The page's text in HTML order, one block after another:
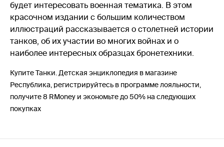
будет интересовать военная тематика. В этом
красочном издании с большим количеством
иллюстраций рассказывается о столетней истории
танков, об их участии во многих войнах и о
наиболее интересных образцах бронетехники.
Купите Танки. Детская энциклопедия в магазине
Республика, регистрируйтесь в программе лояльности,
получите 8 RMoney и экономьте до 50% на следующих
покупках